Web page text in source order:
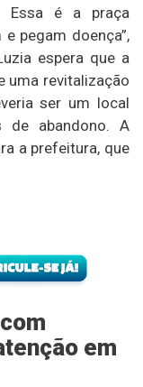
Essa é a praça
pegam doença”,
espera que a
uma revitalização
ser um local
de abandono. A
a prefeitura, que
em